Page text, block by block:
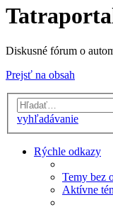
Diskusné fórum o
Prejsť na obsah
vyhľadávanie
Rýchle odkazy
Temy bez
Aktívne